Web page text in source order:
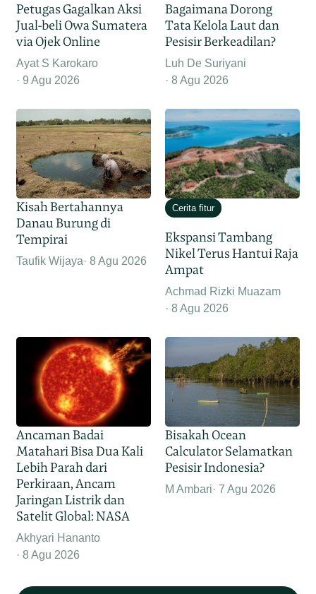
Petugas Gagalkan Aksi
Jual-beli Owa Sumatera
via Ojek Online
Ayat S Karokaro
9 Agu 2026
Bagaimana Dorong
Tata Kelola Laut dan
Pesisir Berkeadilan?
Luh De Suriyani
8 Agu 2026
Kisah Bertahannya
Danau Burung di
Tempirai
Taufik Wijaya 8 Agu 2026
Cerita fitur
Ekspansi Tambang
Nikel Terus Hantui Raja
Ampat
Achmad Rizki Muazam
8 Agu 2026
Ancaman Badai
Matahari Bisa Dua Kali
Lebih Parah dari
Perkiraan, Ancam
Jaringan Listrik dan
Satelit Global: NASA
Akhyari Hananto
8 Agu 2026
Bisakah Ocean
Calculator Selamatkan
Pesisir Indonesia?
M Ambari 7 Agu 2026